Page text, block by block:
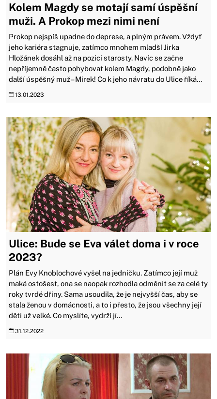
Kolem Magdy se motají samí úspěšní
muži. A Prokop mezi nimi není
Prokop nejspíš upadne do deprese, a plným právem. Vždyť
jeho kariéra stagnuje, zatímco mnohem mladší Jirka
Hložánek dosáhl až na pozici starosty. Navíc se začne
nepříjemně často pohybovat kolem Magdy, podobně jako
další úspěšný muž – Mirek! Co k jeho návratu do Ulice říká...
13.01.2023
Ulice: Bude se Eva válet doma i v roce
2023?
Plán Evy Knoblochové vyšel na jedničku. Zatímco její muž
maká ostošest, ona se naopak rozhodla odměnit se za celé ty
roky tvrdé dřiny. Sama usoudila, že je nejvyšší čas, aby se
stala ženou v domácnosti, a to i přesto, že jsou všechny její
děti už velké. Co myslíte, vydrží jí...
31.12.2022